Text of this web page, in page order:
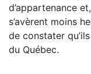
d’appartenance
s’avèrent moins
de constater
du Québec.